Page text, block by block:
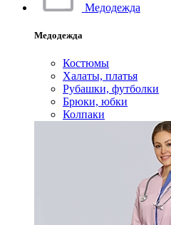
Медодежда
Медодежда
Костюмы
Халаты, платья
Рубашки, футболки
Брюки, юбки
Колпаки